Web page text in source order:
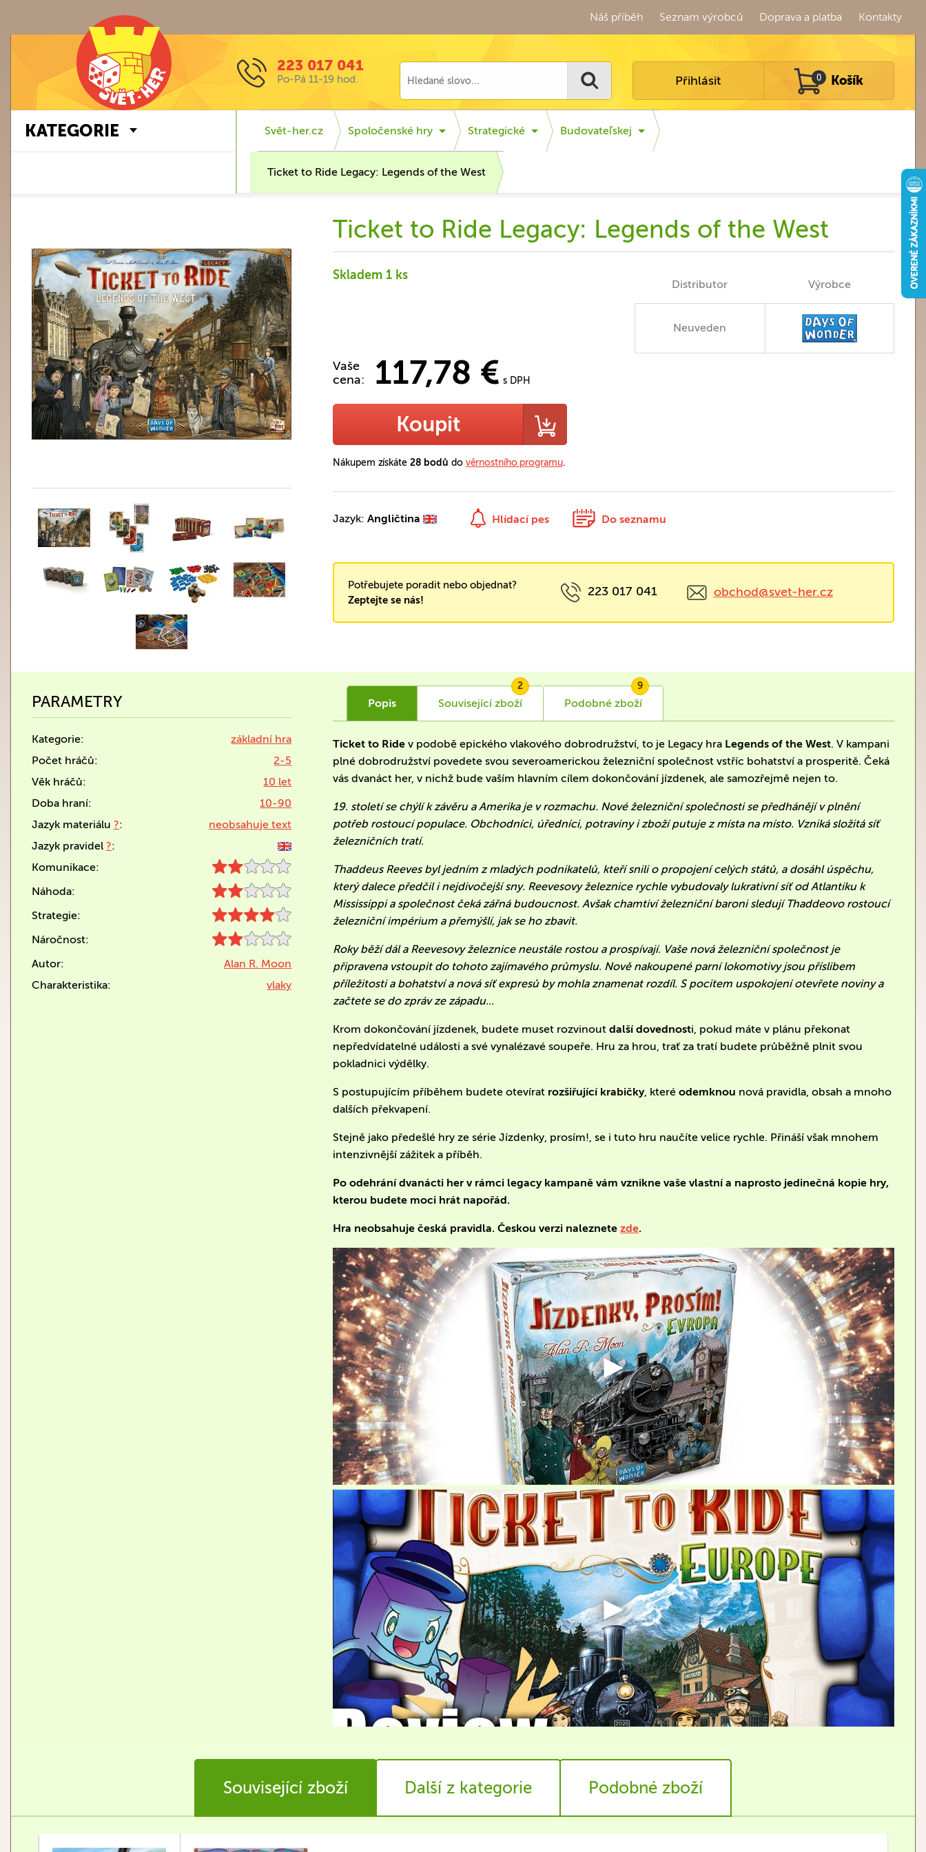
Náš příběh Seznam výrobců Doprava a platba Kontakty
223 017 041
Po-Pá 11-19 hod. Přihlásit 0 Košík
KATEGORIE Svět-her.cz Spoločenské hry Strategické Budovateľskej
Ticket to Ride Legacy: Legends of the West
Ticket to Ride Legacy: Legends of the West
Vaše
cena:
117,78 € s DPH
Skladem 1 ks
Koupit
Nákupem získáte 28 bodů do věrnostního programu.
Distributor Výrobce
Neuveden
Jazyk:Angličtina Hlídací pes Do seznamu
Potřebujete poradit nebo objednat?
Zeptejte se nás!
223 017 041 obchod@svet-her.cz
PARAMETRY
Kategorie:
základní hra
Počet hráčů:
2-5
Věk hráčů:
10 let
Doba hraní:
10-90
Jazyk materiálu ?:
neobsahuje text
Jazyk pravidel ?:
Komunikace:
Náhoda:
Strategie:
Náročnost:
Autor:
Alan R. Moon
Charakteristika:
vlaky
Popis Související zboží
2
Podobné zboží
9
Ticket to Ride v podobě epického vlakového dobrodružství, to je Legacy hra Legends of the West. V kampani
plné dobrodružství povedete svou severoamerickou železniční společnost vstříc bohatství a prosperitě. Čeká
vás dvanáct her, v nichž bude vaším hlavním cílem dokončování jízdenek, ale samozřejmě nejen to.
19. století se chýlí k závěru a Amerika je v rozmachu. Nové železniční společnosti se předhánějí v plnění
potřeb rostoucí populace. Obchodníci, úředníci, potraviny i zboží putuje z místa na místo. Vzniká složitá síť
železničních tratí.
Thaddeus Reeves byl jedním z mladých podnikatelů, kteří snili o propojení celých států, a dosáhl úspěchu,
který dalece předčil i nejdivočejší sny. Reevesovy železnice rychle vybudovaly lukrativní síť od Atlantiku k
Mississippi a společnost čeká zářná budoucnost. Avšak chamtiví železniční baroni sledují Thaddeovo rostoucí
železniční impérium a přemýšlí, jak se ho zbavit.
Roky běží dál a Reevesovy železnice neustále rostou a prospívají. Vaše nová železniční společnost je
připravena vstoupit do tohoto zajímavého průmyslu. Nově nakoupené parní lokomotivy jsou příslibem
příležitosti a bohatství a nová síť expresů by mohla znamenat rozdíl. S pocitem uspokojení otevřete noviny a
začtete se do zpráv ze západu...
Krom dokončování jízdenek, budete muset rozvinoutdalší dovednosti, pokud máte v plánu překonat
nepředvídatelné události a své vynalézavé soupeře. Hru za hrou, trať za tratí budete průběžně plnit svou
pokladnici výdělky.
S postupujícím příběhem budete otevírat rozšiřující krabičky, kteréodemknou nová pravidla, obsah a mnoho
dalších překvapení.
Stejně jako předešlé hry ze série Jízdenky, prosím!, se i tuto hru naučíte velice rychle. Přináší však mnohem
intenzivnější zážitek a příběh.
Po odehrání dvanácti her v rámci legacy kampaně vám vznikne vaše vlastní a naprosto jedinečná kopie hry,
kterou budete moci hrát napořád.
Hra neobsahuje česká pravidla. Českou verzi naleznetezde.
Související zboží Další z kategorie Podobné zboží